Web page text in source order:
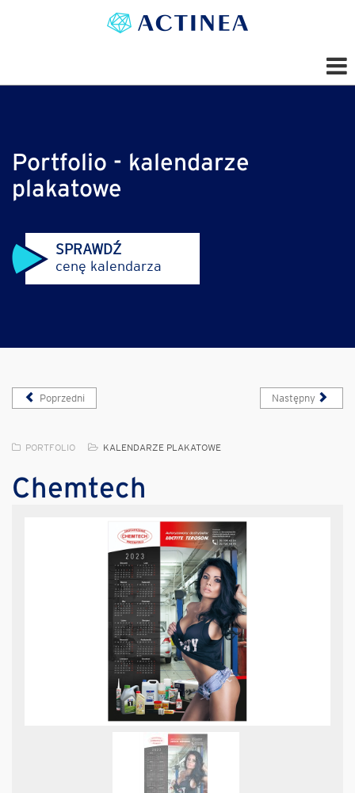
Portfolio - kalendarze
plakatowe
SPRAWDŹ
cenę kalendarza
Poprzedni Następny
PORTFOLIO KALENDARZE PLAKATOWE
Chemtech